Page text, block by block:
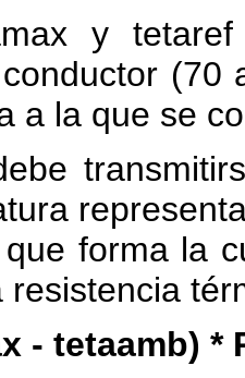
y tetaref
(70
a la que se
forma la
resistencia
- tetaamb) *